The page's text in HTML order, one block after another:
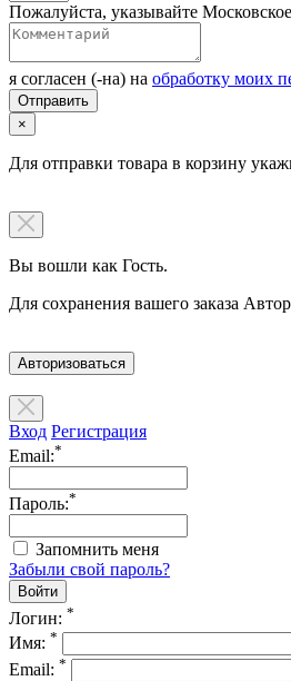
Пожалуйста, указывайте
я согласен (-на) на обработку моих
×
Для отправки товара в корзину
Вы вошли как Гость.
Для сохранения вашего заказа
Авторизоваться
Вход Регистрация
Email:*
Пароль:*
Запомнить меня
Забыли свой пароль?
Логин: *
Имя: *
Email: *